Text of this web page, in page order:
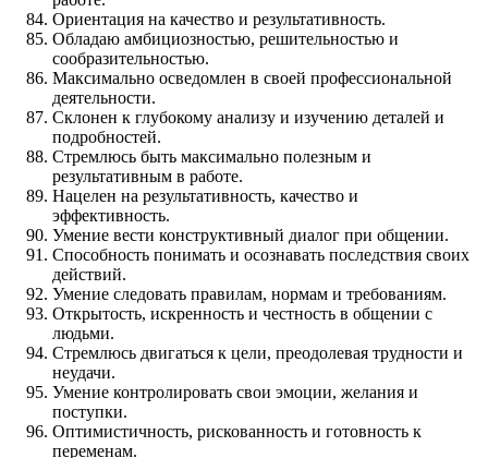
Ориентация на качество и результативность.
Обладаю амбициозностью, решительностью и
сообразительностью.
Максимально осведомлен в своей профессиональной
деятельности.
Склонен к глубокому анализу и изучению деталей и
подробностей.
Стремлюсь быть максимально полезным и
результативным в работе.
Нацелен на результативность, качество и
эффективность.
Умение вести конструктивный диалог при общении.
Способность понимать и осознавать последствия своих
действий.
Умение следовать правилам, нормам и требованиям.
Открытость, искренность и честность в общении с
людьми.
Стремлюсь двигаться к цели, преодолевая трудности и
неудачи.
Умение контролировать свои эмоции, желания и
поступки.
Оптимистичность, рискованность и готовность к
переменам.